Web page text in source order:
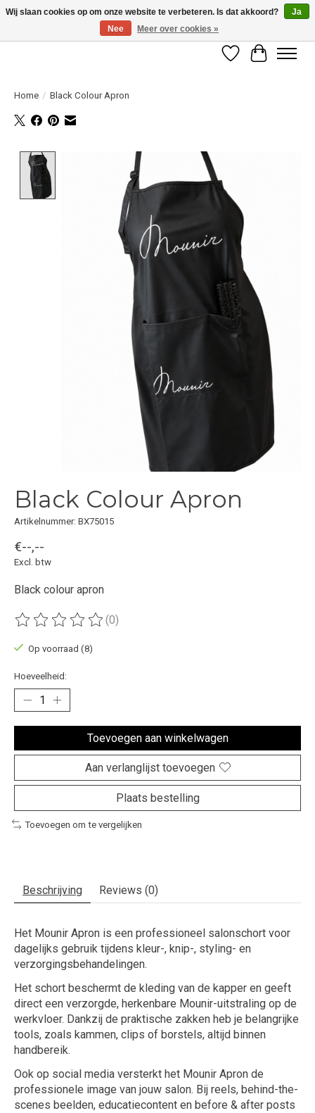
LET OP! ALLEEN BESCHIKBAAR VOOR GEVERIFIEERDE PROFESSIONALS
Verlanglijst
Home / Black Colour Apron
Product image slideshow Items
Black Colour Apron
Artikelnummer: BX75015
€--,--
Excl. btw
Black colour apron
De beoordeling van dit product is
(0)
Op voorraad (8)
Hoeveelheid:
Toevoegen aan winkelwagen
Aan verlanglijst toevoegen
Plaats bestelling
Toevoegen om te vergelijken
Beschrijving Reviews (0)
Het Mounir Apron is een professioneel salonschort voor
dagelijks gebruik tijdens kleur-, knip-, styling- en
verzorgingsbehandelingen.
Het schort beschermt de kleding van de kapper en geeft
direct een verzorgde, herkenbare Mounir-uitstraling op de
werkvloer. Dankzij de praktische zakken heb je belangrijke
tools, zoals kammen, clips of borstels, altijd binnen
handbereik.
Ook op social media versterkt het Mounir Apron de
professionele image van jouw salon. Bij reels, behind-the-
scenes beelden, educatiecontent en before & after posts
Wij slaan cookies op om onze website te verbeteren. Is dat akkoord?
Ja
Nee
Meer over cookies »